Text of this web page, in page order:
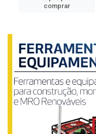
comprar